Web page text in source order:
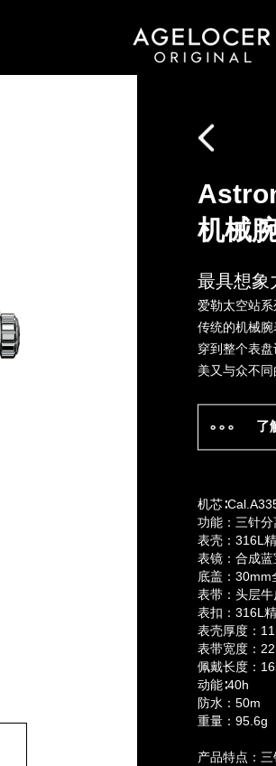
机械
最具想象
爱勒太空站
传统的机械
穿到整个表
美又与众不同
了
机芯
功能：三针
表壳：316L
表镜：合成
底盖：30mm
表带：头层
表扣：316L
表壳厚度：
表带宽度：
佩戴长度：
动能∶40h
防水：50m
重量：95.6g
产品特点：